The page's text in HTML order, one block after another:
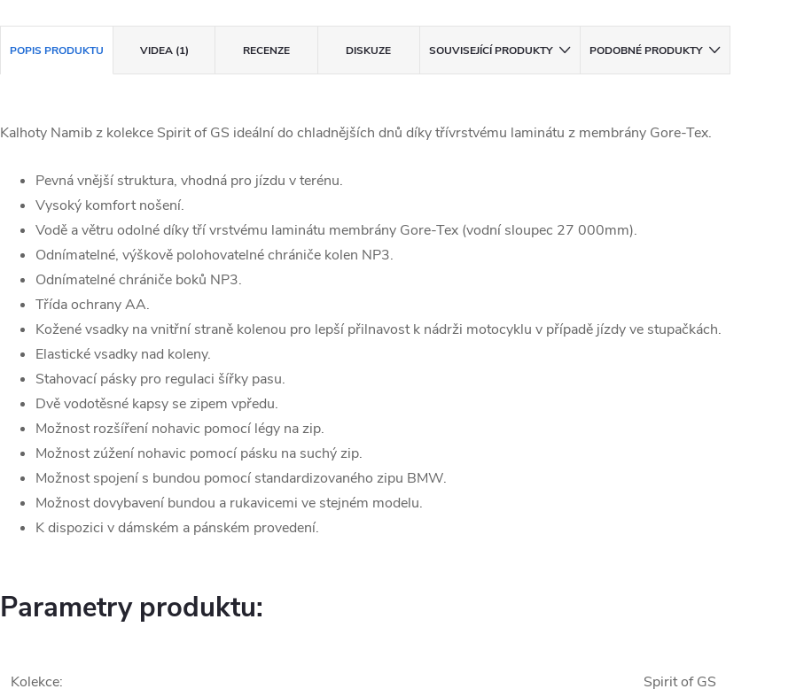
POPIS PRODUKTU VIDEA (1) RECENZE DISKUZE SOUVISEJÍCÍ PRODUKTY PODOBNÉ PRODUKTY
Kalhoty Namib z kolekce Spirit of GS ideální do chladnějších dnů díky třívrstvému laminátu z membrány Gore-Tex.
Pevná vnější struktura, vhodná pro jízdu v terénu.
Vysoký komfort nošení.
Vodě a větru odolné díky tří vrstvému laminátu membrány Gore-Tex (vodní sloupec 27 000mm).
Odnímatelné, výškově polohovatelné chrániče kolen NP3.
Odnímatelné chrániče boků NP3.
Třída ochrany AA.
Kožené vsadky na vnitřní straně kolenou pro lepší přilnavost k nádrži motocyklu v případě jízdy ve stupačkách.
Elastické vsadky nad koleny.
Stahovací pásky pro regulaci šířky pasu.
Dvě vodotěsné kapsy se zipem vpředu.
Možnost rozšíření nohavic pomocí légy na zip.
Možnost zúžení nohavic pomocí pásku na suchý zip.
Možnost spojení s bundou pomocí standardizovaného zipu BMW.
Možnost dovybavení bundou a rukavicemi ve stejném modelu.
K dispozici v dámském a pánském provedení.
Parametry produktu:
Kolekce: Spirit of GS